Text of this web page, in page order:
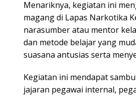
Menariknya, kegiatan ini
magang di Lapas Narkotika
narasumber atau mentor
dan metode belajar yang
suasana antusias serta
Kegiatan ini mendapat
jajaran pegawai internal,